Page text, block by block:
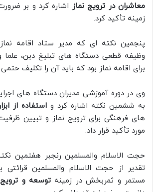
معاشران در ترویج نماز اشاره کرد و بر
زمینه تأکید کرد.
پنجمین نکته ای که مدیر ستاد اقامه
وظیفه قطعی دستگاه های تبلیغ دین، علما
برای اقامه نماز بود که باید آن را تکلیف
وی در دوره آموزشی مدیران دستگاه های
به ششمین نکته اشاره کرد و استفاده از
های فرهنگی برای ترویج نماز و تبیین
مورد تأکید قرار داد.
حجت الاسلام والمسلمین رنجبر هفتمین
تقدیر از حجت الاسلام والمسلمین
مستمر و ثمربخش در زمینه توسعه و